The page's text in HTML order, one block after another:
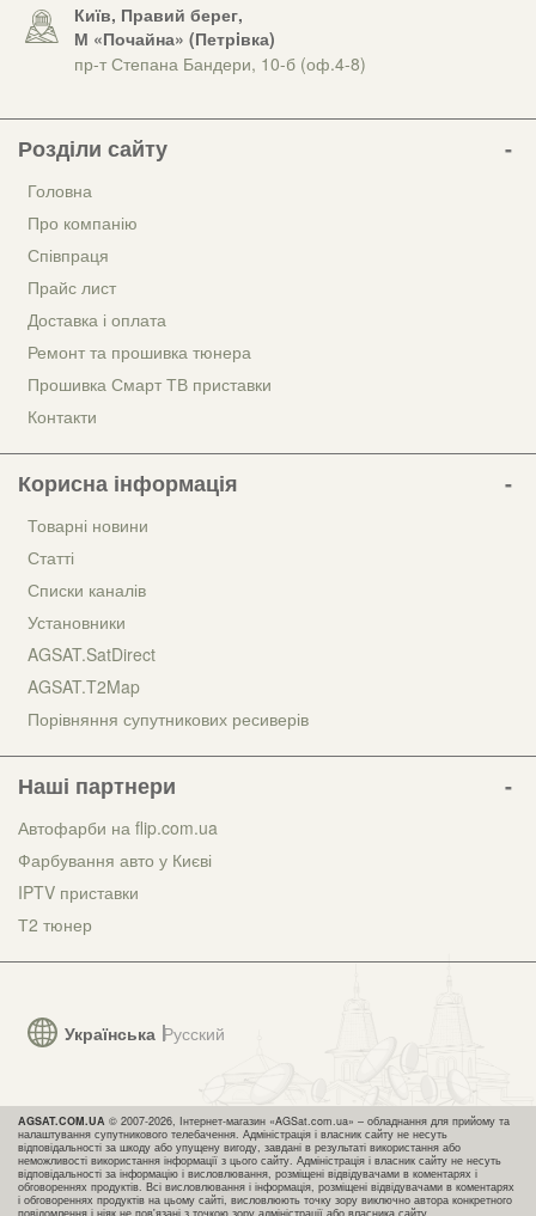
Київ, Правий берег,
М «Почайна» (Петрiвка)
пр-т Степана Бандери, 10-б (оф.4-8)
Українська Русский
Розділи сайту
Головна
Про компанію
Співпраця
Прайс лист
Доставка і оплата
Ремонт та прошивка тюнера
Прошивка Смарт ТВ приставки
Контакти
Корисна інформація
Товарні новини
Статті
Списки каналів
Установники
AGSAT.SatDirect
AGSAT.T2Map
Порівняння супутникових ресиверів
Наші партнери
Автофарби на flip.com.ua
Фарбування авто у Києві
IPTV приставки
Т2 тюнер
AGSAT.COM.UA © 2007-2026, Інтернет-магазин «AGSat.com.ua» – обладнання для прийому та
налаштування супутникового телебачення. Адміністрація і власник сайту не несуть
відповідальності за шкоду або упущену вигоду, завдані в результаті використання або
неможливості використання інформації з цього сайту. Адміністрація і власник сайту не несуть
відповідальності за інформацію і висловлювання, розміщені відвідувачами в коментарях і
обговореннях продуктів. Всі висловлювання і інформація, розміщені відвідувачами в коментарях
і обговореннях продуктів на цьому сайті, висловлюють точку зору виключно автора конкретного
повідомлення і ніяк не пов'язані з точкою зору адміністрації або власника сайту.